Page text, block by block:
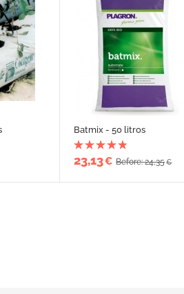
Batmix - 50 litros
23,13€ Before: 24,35€